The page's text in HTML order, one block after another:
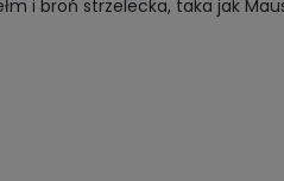
i broń strzelecka, taka jak